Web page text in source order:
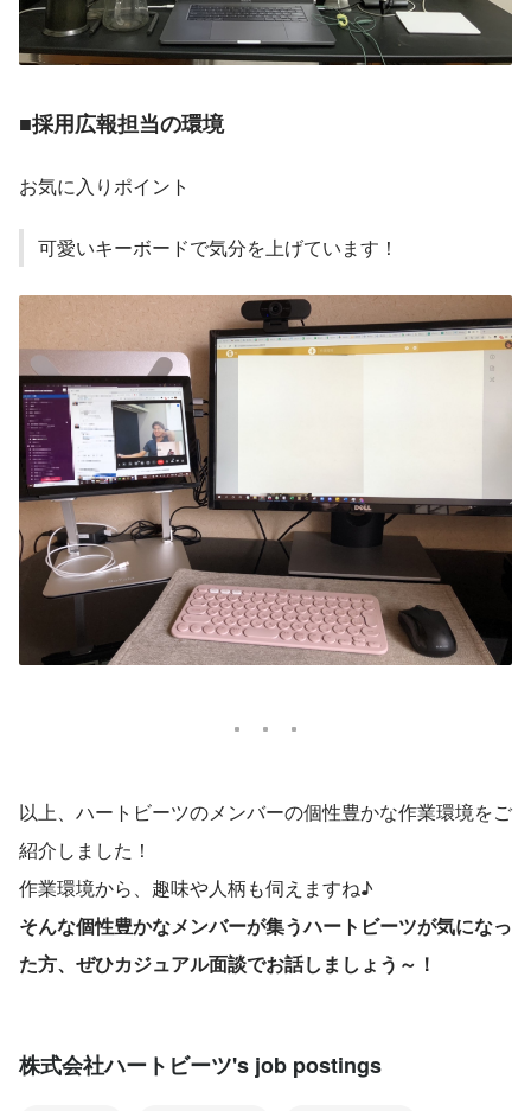
■採用広報担当の環境
お気に入りポイント
可愛いキーボードで気分を上げています！
以上、ハートビーツのメンバーの個性豊かな作業環境をご
紹介しました！
作業環境から、趣味や人柄も伺えますね♪
そんな個性豊かなメンバーが集うハートビーツが気になっ
た方、ぜひカジュアル面談でお話しましょう～！
株式会社ハートビーツ's job postings